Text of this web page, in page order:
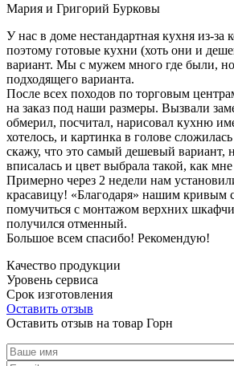
Мария и Григорий Бурковы
У нас в доме нестандартная кухня из-за
поэтому готовые кухни (хоть они и
вариант. Мы с мужем много где были,
подходящего варианта.
После всех походов по торговым
на заказ под наши размеры. Вызвали
обмерил, посчитал, нарисовал кухню
хотелось, и картинка в голове
скажу, что это самый дешевый вариант,
вписалась и цвет выбрала такой, как
Примерно через 2 недели нам
красавицу! «Благодаря» нашим кривым
помучиться с монтажом верхних
получился отменный.
Большое всем спасибо! Рекомендую!
Качество продукции
Уровень сервиса
Срок изготовления
Оставить отзыв
Оставить отзыв на товар Горн